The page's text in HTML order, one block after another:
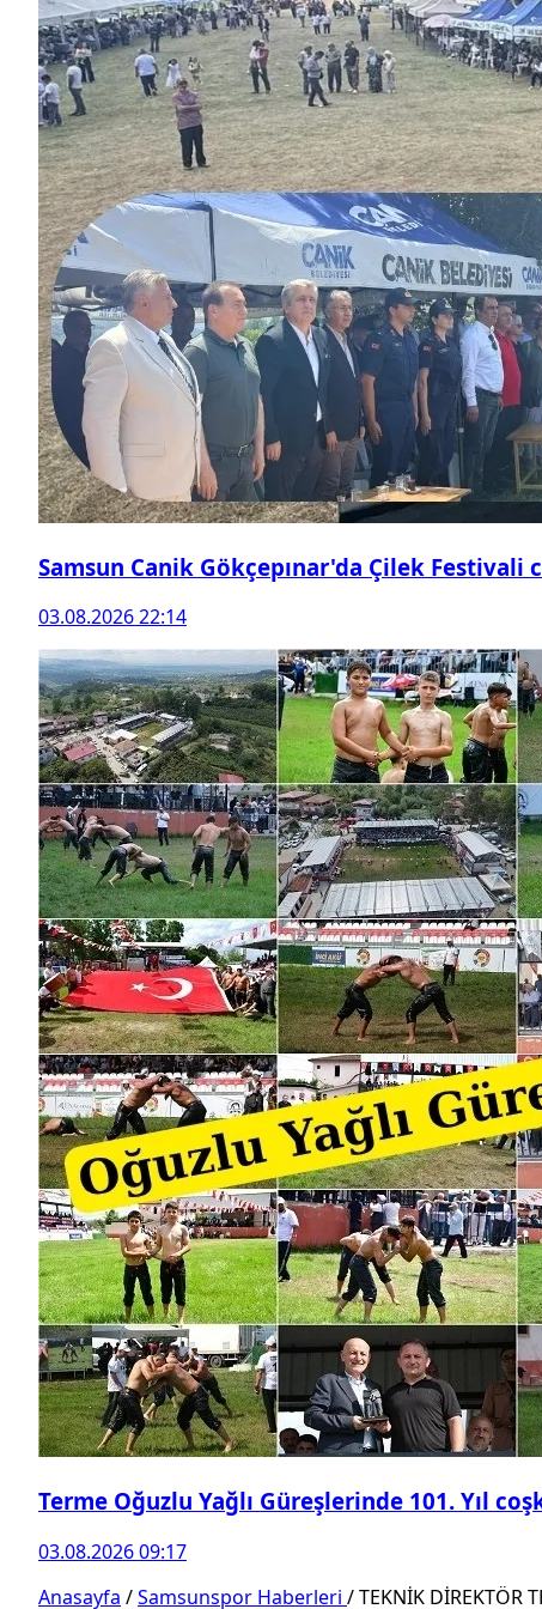
Samsun Canik Gökçepınar'da Çilek
03.08.2026 22:14
Terme Oğuzlu Yağlı Güreşlerinde 101. Yıl
03.08.2026 09:17
Anasayfa /Samsunspor Haberleri /TEKNİK DİREKTÖR